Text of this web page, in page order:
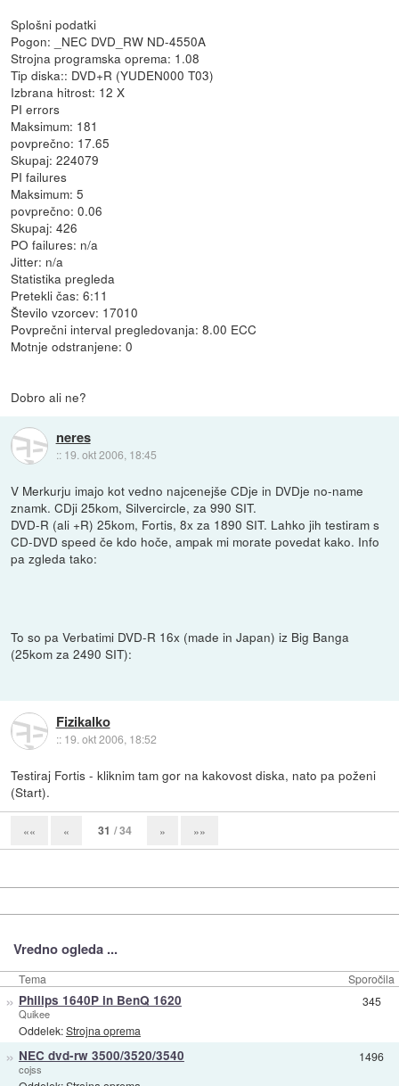
Splošni podatki
Pogon: _NEC DVD_RW ND-4550A
Strojna programska oprema: 1.08
Tip diska:: DVD+R (YUDEN000 T03)
Izbrana hitrost: 12 X
PI errors
Maksimum: 181
povprečno: 17.65
Skupaj: 224079
PI failures
Maksimum: 5
povprečno: 0.06
Skupaj: 426
PO failures: n/a
Jitter: n/a
Statistika pregleda
Pretekli čas: 6:11
Število vzorcev: 17010
Povprečni interval pregledovanja: 8.00 ECC
Motnje odstranjene: 0
Dobro ali ne?
neres
:: 19. okt 2006, 18:45
V Merkurju imajo kot vedno najcenejše CDje in DVDje no-name
znamk. CDji 25kom, Silvercircle, za 990 SIT.
DVD-R (ali +R) 25kom, Fortis, 8x za 1890 SIT. Lahko jih testiram s
CD-DVD speed če kdo hoče, ampak mi morate povedat kako. Info
pa zgleda tako:
To so pa Verbatimi DVD-R 16x (made in Japan) iz Big Banga
(25kom za 2490 SIT):
Fizikalko
:: 19. okt 2006, 18:52
Testiraj Fortis - kliknim tam gor na kakovost diska, nato pa poženi
(Start).
«« « 31 / 34 » »»
Vredno ogleda ...
Tema Sporočila
» Philips 1640P in BenQ 1620
Quikee
Oddelek:Strojna oprema
345
» NEC dvd-rw 3500/3520/3540
cojss
1496